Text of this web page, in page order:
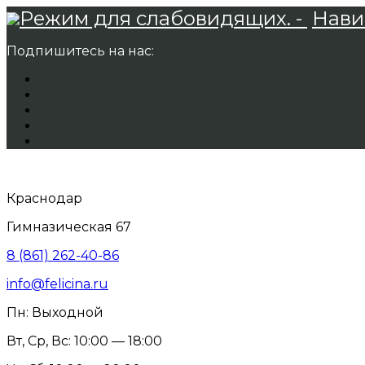
Режим для слабовидящих. -
Подпишитесь на нас:
Краснодар
Гимназическая 67
8 (861) 262-40-86
info@felicina.ru
Пн: Выходной
Вт, Ср, Вс: 10:00 — 18:00